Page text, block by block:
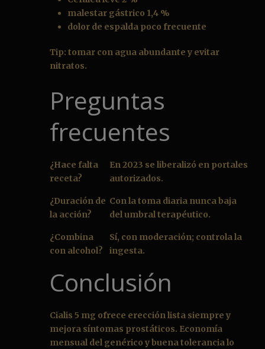
malestar gástrico 1,4 %
dolor de espalda poco frecuente
Tip: tomar con agua abundante y evitar
nitratos.
Preguntas
frecuentes
¿Hace falta
receta?
En 2023 se liberalizó en portales
autorizados.
¿Duración de
la acción?
Con la toma diaria nunca baja
del umbral terapéutico.
¿Combina
con alcohol?
Sí, con moderación; controla la
ingesta.
Conclusión
Cialis 5 mg ofrece erección lista siempre y
mejora síntomas prostáticos. Economía
mensual del genérico y buena tolerancia lo